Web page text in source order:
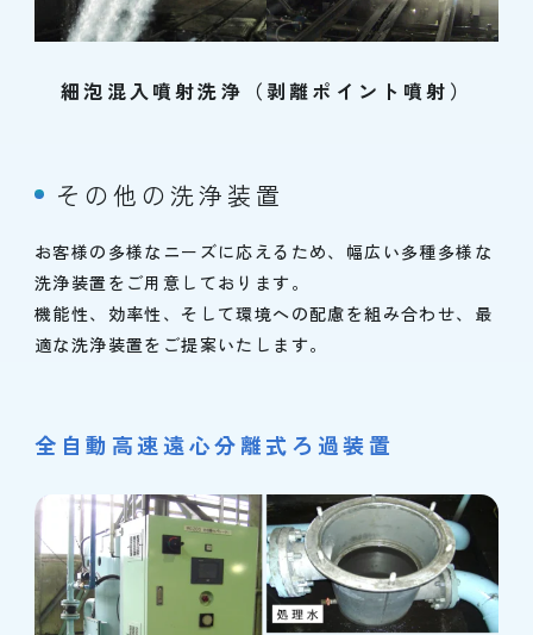
細泡混入噴射洗浄（剥離ポイント噴射）
その他の洗浄装置
お客様の多様なニーズに応えるため、幅広い多種多様な
洗浄装置をご用意しております。
機能性、効率性、そして環境への配慮を組み合わせ、最
適な洗浄装置をご提案いたします。
全自動高速遠心分離式ろ過装置